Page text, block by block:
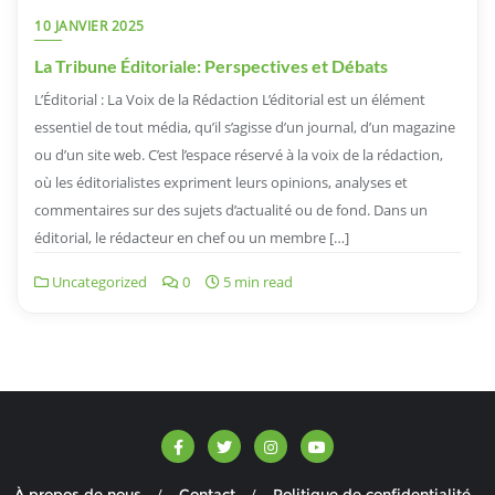
10 JANVIER 2025
La Tribune Éditoriale: Perspectives et Débats
L’Éditorial : La Voix de la Rédaction L’éditorial est un élément
essentiel de tout média, qu’il s’agisse d’un journal, d’un magazine
ou d’un site web. C’est l’espace réservé à la voix de la rédaction,
où les éditorialistes expriment leurs opinions, analyses et
commentaires sur des sujets d’actualité ou de fond. Dans un
éditorial, le rédacteur en chef ou un membre […]
Uncategorized 0 5 min read